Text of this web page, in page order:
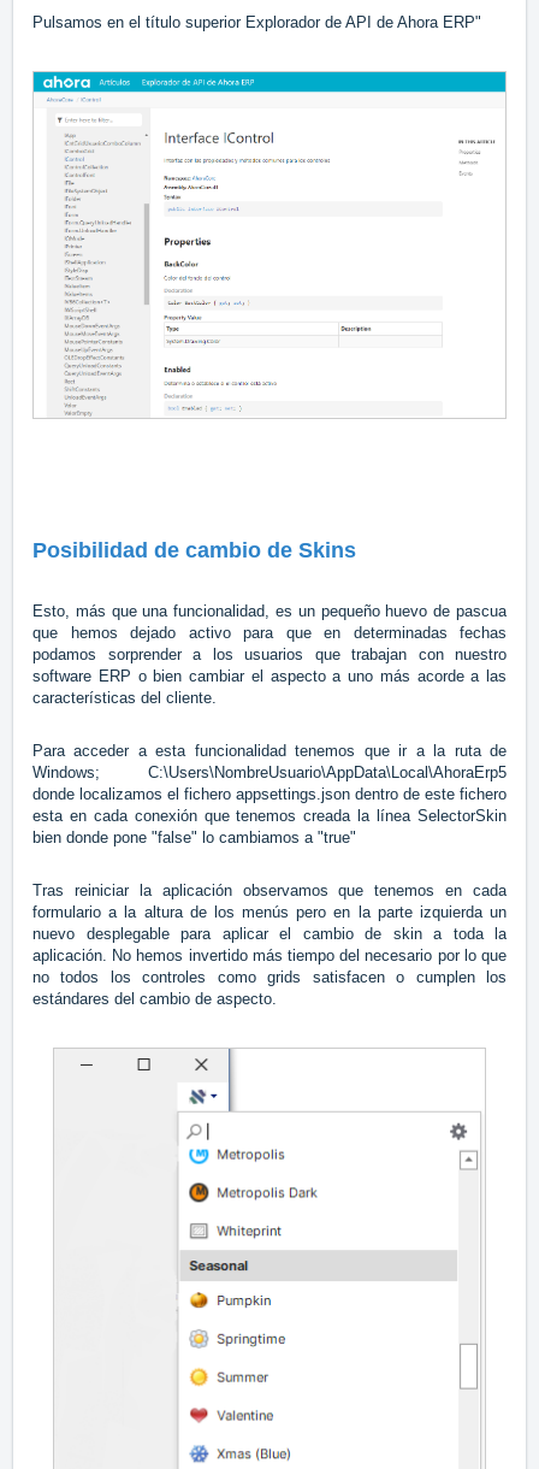
Pulsamos en el título superior Explorador de API de Ahora ERP"
Posibilidad de cambio de Skins
Esto, más que una funcionalidad, es un pequeño huevo de pascua
que hemos dejado activo para que en determinadas fechas
podamos sorprender a los usuarios que trabajan con nuestro
software ERP o bien cambiar el aspecto a uno más acorde a las
características del cliente.
Para acceder a esta funcionalidad tenemos que ir a la ruta de
Windows; C:\Users\NombreUsuario\AppData\Local\AhoraErp5
donde localizamos el fichero appsettings.json dentro de este fichero
esta en cada conexión que tenemos creada la línea SelectorSkin
bien donde pone "false" lo cambiamos a "true"
Tras reiniciar la aplicación observamos que tenemos en cada
formulario a la altura de los menús pero en la parte izquierda un
nuevo desplegable para aplicar el cambio de skin a toda la
aplicación. No hemos invertido más tiempo del necesario por lo que
no todos los controles como grids satisfacen o cumplen los
estándares del cambio de aspecto.